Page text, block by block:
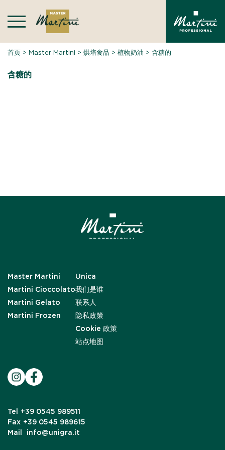
content
首页 >Master Martini >烘培食品 >植物奶油 >含糖的
含糖的
Master Martini
Martini Cioccolato
Martini Gelato
Martini Frozen
Unica
我们是谁
联系人
隐私政策
Cookie 政策
站点地图
Tel
+39 0545 989511
Fax +39 0545 989615
Mail
info@unigra.it